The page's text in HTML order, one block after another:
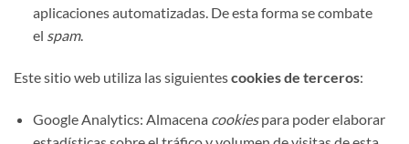
aplicaciones automatizadas. De esta forma se combate
el spam.
Este sitio web utiliza las siguientescookies de terceros:
Google Analytics: Almacena cookiespara poder elaborar